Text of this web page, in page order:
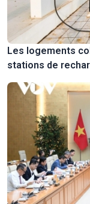
Les logements
stations de